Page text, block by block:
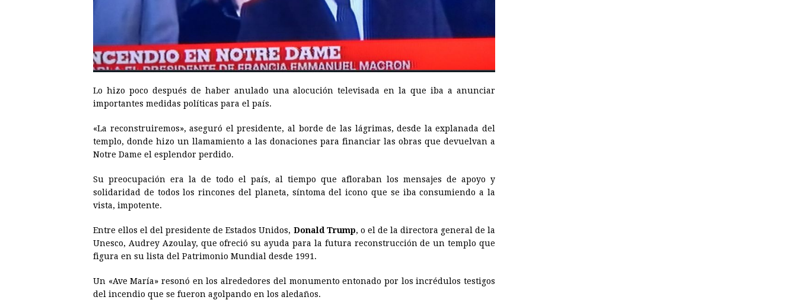
Lo hizo poco después de haber anulado una alocución televisada en la que iba a anunciar
importantes medidas políticas para el país.
«La reconstruiremos», aseguró el presidente, al borde de las lágrimas, desde la explanada del
templo, donde hizo un llamamiento a las donaciones para financiar las obras que devuelvan a
Notre Dame el esplendor perdido.
Su preocupación era la de todo el país, al tiempo que afloraban los mensajes de apoyo y
solidaridad de todos los rincones del planeta, síntoma del icono que se iba consumiendo a la
vista, impotente.
Entre ellos el del presidente de Estados Unidos, Donald Trump, o el de la directora general de la
Unesco, Audrey Azoulay, que ofreció su ayuda para la futura reconstrucción de un templo que
figura en su lista del Patrimonio Mundial desde 1991.
Un «Ave María» resonó en los alrededores del monumento entonado por los incrédulos testigos
del incendio que se fueron agolpando en los aledaños.